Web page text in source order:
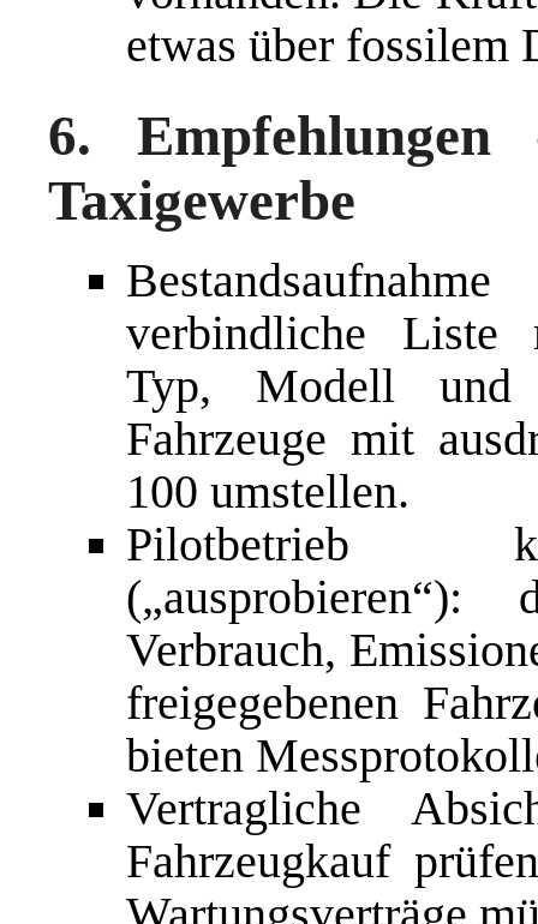
etwas über fossilem
6.
Taxigewerbe
verbindliche Liste
Typ, Modell und
Fahrzeuge mit
100 umstellen.
Pilotbetrieb
Verbrauch,
freigegebenen
bieten
Vertragliche
Fahrzeugkauf